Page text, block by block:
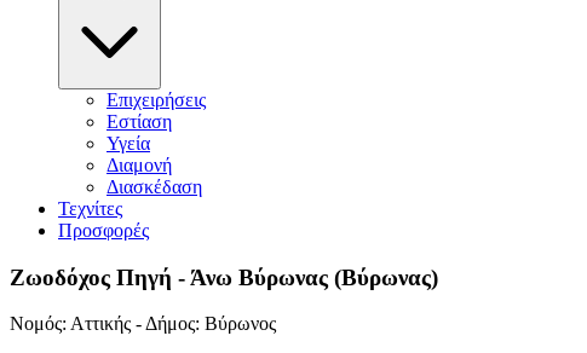
Επιχειρήσεις
Εστίαση
Υγεία
Διαμονή
Διασκέδαση
Τεχνίτες
Προσφορές
Ζωοδόχος Πηγή - Άνω Βύρωνας (Βύρωνας)
Νομός: Αττικής - Δήμος: Βύρωνος